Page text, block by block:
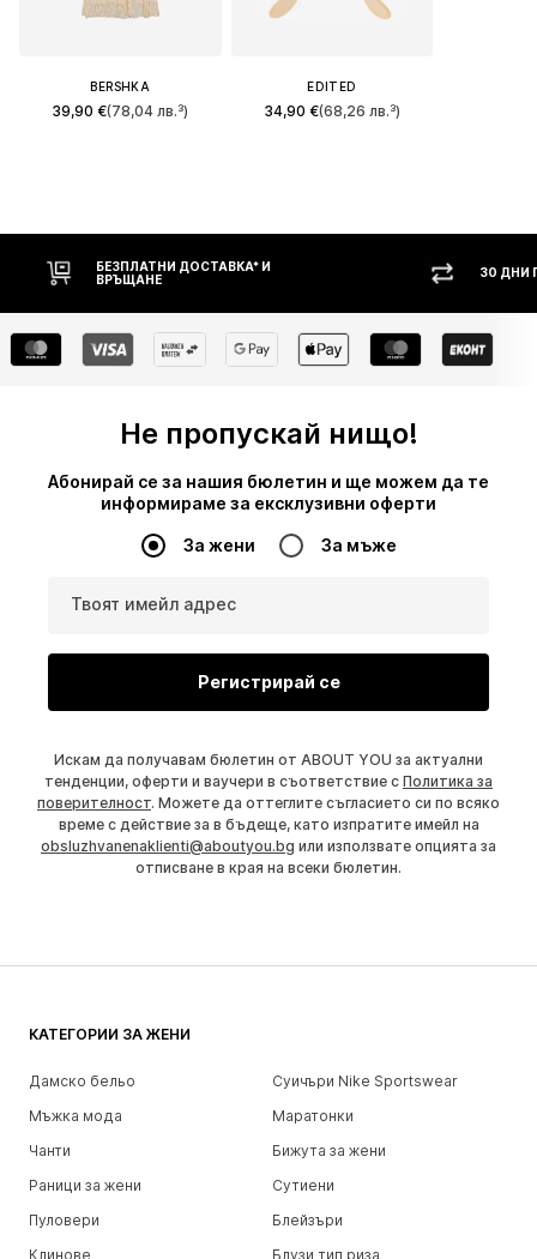
BERSHKA
39,90 €(78,04 лв.³)
EDITED
34,90 €(68,26 лв.³)
БЕЗПЛАТНИ ДОСТАВКА* И
ВРЪЩАНЕ
30 ДНИ
Не пропускай нищо!
Абонирай се за нашия бюлетин и ще можем да те
информираме за ексклузивни оферти
За жени За мъже
Твоят имейл адрес
Регистрирай се
Искам да получавам бюлетин от ABOUT YOU за актуални
тенденции, оферти и ваучери в съответствие с Политика за
поверителност. Можете да оттеглите съгласието си по всяко
време с действие за в бъдеще, като изпратите имейл на
obsluzhvanenaklienti@aboutyou.bg или използвате опцията за
отписване в края на всеки бюлетин.
КАТЕГОРИИ ЗА ЖЕНИ
Дамско бельо
Суичъри Nike Sportswear
Мъжка мода
Маратонки
Чанти
Бижута за жени
Раници за жени
Сутиени
Пуловери
Блейзъри
Клинове
Блузи тип риза